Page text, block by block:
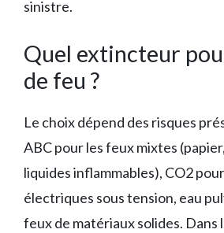
sinistre.
Quel extincteur
de feu ?
Le choix dépend des risques
ABC pour les feux mixtes
liquides inflammables), CO2
électriques sous tension, eau
feux de matériaux solides. Dans